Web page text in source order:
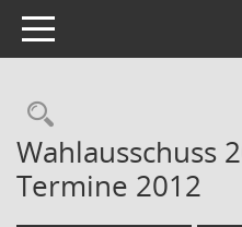
Toggle navigation
Wahlausschuss
Termine 2012